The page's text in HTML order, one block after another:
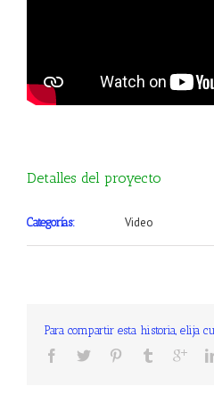
Detalles del proyecto
Categorías: Video
Para compartir esta historia, elija